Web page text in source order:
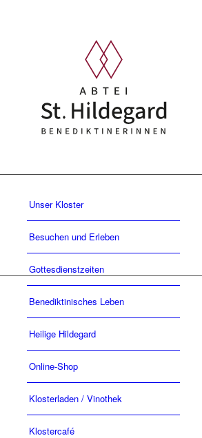
Unser Kloster
Besuchen und Erleben
Gottesdienstzeiten
Benediktinisches Leben
Heilige Hildegard
Online-Shop
Klosterladen / Vinothek
Klostercafé